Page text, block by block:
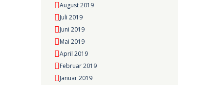
August 2019
Juli 2019
Juni 2019
Mai 2019
April 2019
Februar 2019
Januar 2019